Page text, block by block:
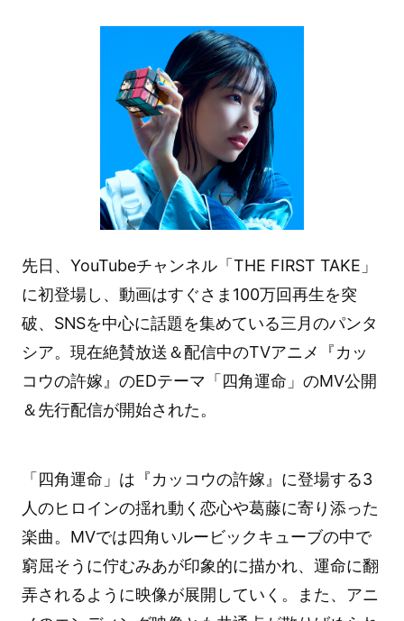
先日、YouTubeチャンネル「THE FIRST TAKE」
に初登場し、動画はすぐさま100万回再生を突
破、SNSを中心に話題を集めている三月のパンタ
シア。現在絶賛放送＆配信中のTVアニメ『カッ
コウの許嫁』のEDテーマ「四角運命」のMV公開
＆先行配信が開始された。
「四角運命」は『カッコウの許嫁』に登場する3
人のヒロインの揺れ動く恋心や葛藤に寄り添った
楽曲。MVでは四角いルービックキューブの中で
窮屈そうに佇むみあが印象的に描かれ、運命に翻
弄されるように映像が展開していく。また、アニ